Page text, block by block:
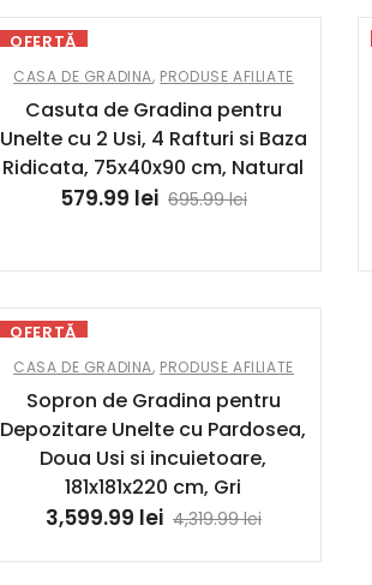
OFERTĂ
CASA DE GRADINA, PRODUSE AFILIATE
Casuta de Gradina pentru
Unelte cu 2 Usi, 4 Rafturi si Baza
Ridicata, 75x40x90 cm, Natural
695.99lei
579.99 lei
OFERTĂ
CASA DE GRADINA, PRODUSE AFILIATE
Sopron de Gradina pentru
Depozitare Unelte cu Pardosea,
Doua Usi si incuietoare,
181x181x220 cm, Gri
4,319.99lei
3,599.99 lei